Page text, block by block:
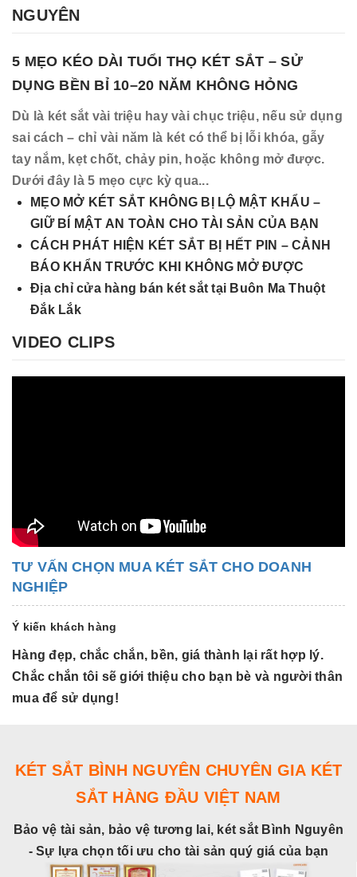
NGUYÊN
5 MẸO KÉO DÀI TUỔI THỌ KÉT SẮT – SỬ
DỤNG BỀN BỈ 10–20 NĂM KHÔNG HỎNG
Dù là két sắt vài triệu hay vài chục triệu, nếu sử dụng
sai cách – chỉ vài năm là két có thể bị lỗi khóa, gẫy
tay nắm, kẹt chốt, chảy pin, hoặc không mở được.
Dưới đây là 5 mẹo cực kỳ qua...
MẸO MỞ KÉT SẮT KHÔNG BỊ LỘ MẬT KHẨU –
GIỮ BÍ MẬT AN TOÀN CHO TÀI SẢN CỦA BẠN
CÁCH PHÁT HIỆN KÉT SẮT BỊ HẾT PIN – CẢNH
BÁO KHẨN TRƯỚC KHI KHÔNG MỞ ĐƯỢC
Địa chỉ cửa hàng bán két sắt tại Buôn Ma Thuột
Đắk Lắk
VIDEO CLIPS
TƯ VẤN CHỌN MUA KÉT SẮT CHO DOANH
NGHIỆP
Ý kiến khách hàng
Hàng đẹp, chắc chắn, bền, giá thành lại rất hợp lý.
Chắc chắn tôi sẽ giới thiệu cho bạn bè và người thân
mua để sử dụng!
KÉT SẮT BÌNH NGUYÊN CHUYÊN GIA KÉT
SẮT HÀNG ĐẦU VIỆT NAM
Bảo vệ tài sản, bảo vệ tương lai, két sắt Bình Nguyên
- Sự lựa chọn tối ưu cho tài sản quý giá của bạn